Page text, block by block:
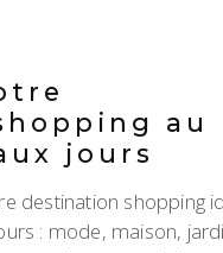
au
jours
destination shopping
: mode, maison,